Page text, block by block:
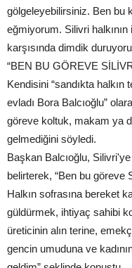
gölgeleyebilirsiniz. Ben bu
eğmiyorum. Silivri halkının
karşısında dimdik
“BEN BU GÖREVE
Kendisini “sandıkta
evladı Bora Balcıoğlu”
göreve koltuk, makam ya
gelmediğini söyledi.
Başkan Balcıoğlu,
belirterek, “Ben bu göreve
Halkın sofrasına bereket
güldürmek, ihtiyaç sahibi
üreticinin alın terine,
gencin umuduna ve